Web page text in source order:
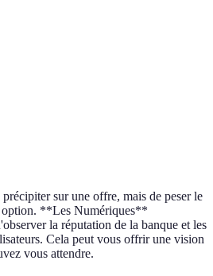
sur une offre, mais de peser le
option. **Les Numériques**
la réputation de la banque et les
Cela peut vous offrir une vision
vous attendre.